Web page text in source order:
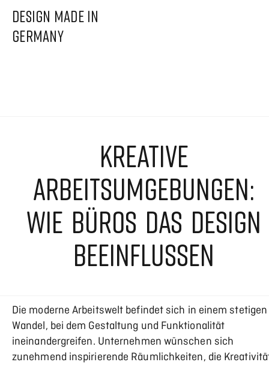
DESIGN MADE IN
GERMANY
KREATIVE
ARBEITSUMGEBUNGEN:
WIE BÜROS DAS DESIGN
BEEINFLUSSEN
Die moderne Arbeitswelt befindet sich in einem stetigen
Wandel, bei dem Gestaltung und Funktionalität
ineinandergreifen. Unternehmen wünschen sich
zunehmend inspirierende Räumlichkeiten, die